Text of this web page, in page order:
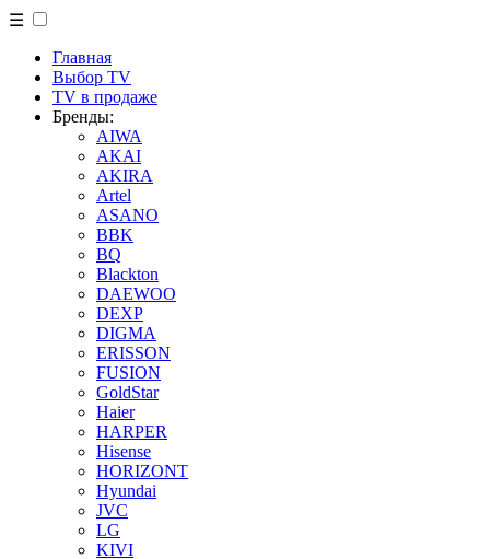
☰
Главная
Выбор TV
TV в продаже
Бренды:
AIWA
AKAI
AKIRA
Artel
ASANO
BBK
BQ
Blackton
DAEWOO
DEXP
DIGMA
ERISSON
FUSION
GoldStar
Haier
HARPER
Hisense
HORIZONT
Hyundai
JVC
LG
KIVI